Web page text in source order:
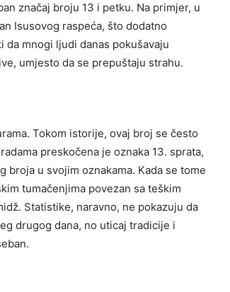
značaj broju 13 i petku. Na primjer, u
Isusovog raspeća, što dodatno
mnogi ljudi danas pokušavaju
umjesto da se prepuštaju strahu.
Tokom istorije, ovaj broj se često
preskočena je oznaka 13. sprata,
u svojim oznakama. Kada se tome
tumačenjima povezan sa teškim
Statistike, naravno, ne pokazuju da
drugog dana, no uticaj tradicije i